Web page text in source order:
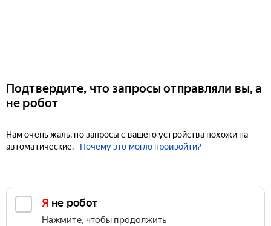
Подтвердите, что запросы отправляли вы, а
не робот
Нам очень жаль, но запросы с вашего устройства похожи на
автоматические.
Почему это могло произойти?
Я не робот
Нажмите, чтобы продолжить